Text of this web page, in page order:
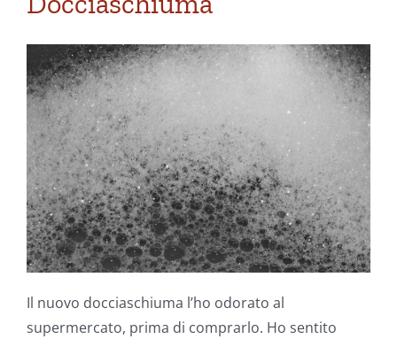
Il nuovo docciaschiuma l’ho odorato al
supermercato, prima di comprarlo. Ho sentito